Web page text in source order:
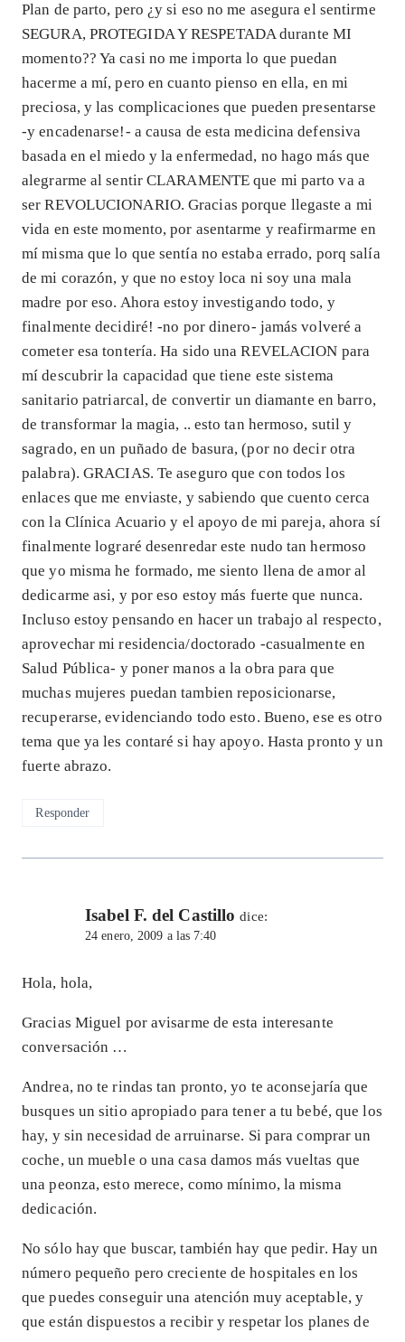
Plan de parto, pero ¿y si eso no me asegura el sentirme
SEGURA, PROTEGIDA Y RESPETADA durante MI
momento?? Ya casi no me importa lo que puedan
hacerme a mí, pero en cuanto pienso en ella, en mi
preciosa, y las complicaciones que pueden presentarse
-y encadenarse!- a causa de esta medicina defensiva
basada en el miedo y la enfermedad, no hago más que
alegrarme al sentir CLARAMENTE que mi parto va a
ser REVOLUCIONARIO. Gracias porque llegaste a mi
vida en este momento, por asentarme y reafirmarme en
mí misma que lo que sentía no estaba errado, porq salía
de mi corazón, y que no estoy loca ni soy una mala
madre por eso. Ahora estoy investigando todo, y
finalmente decidiré! -no por dinero- jamás volveré a
cometer esa tontería. Ha sido una REVELACION para
mí descubrir la capacidad que tiene este sistema
sanitario patriarcal, de convertir un diamante en barro,
de transformar la magia, .. esto tan hermoso, sutil y
sagrado, en un puñado de basura, (por no decir otra
palabra). GRACIAS. Te aseguro que con todos los
enlaces que me enviaste, y sabiendo que cuento cerca
con la Clínica Acuario y el apoyo de mi pareja, ahora sí
finalmente lograré desenredar este nudo tan hermoso
que yo misma he formado, me siento llena de amor al
dedicarme asi, y por eso estoy más fuerte que nunca.
Incluso estoy pensando en hacer un trabajo al respecto,
aprovechar mi residencia/doctorado -casualmente en
Salud Pública- y poner manos a la obra para que
muchas mujeres puedan tambien reposicionarse,
recuperarse, evidenciando todo esto. Bueno, ese es otro
tema que ya les contaré si hay apoyo. Hasta pronto y un
fuerte abrazo.
Responder
Isabel F. del Castillo dice:
24 enero, 2009 a las 7:40
Hola, hola,
Gracias Miguel por avisarme de esta interesante
conversación …
Andrea, no te rindas tan pronto, yo te aconsejaría que
busques un sitio apropiado para tener a tu bebé, que los
hay, y sin necesidad de arruinarse. Si para comprar un
coche, un mueble o una casa damos más vueltas que
una peonza, esto merece, como mínimo, la misma
dedicación.
No sólo hay que buscar, también hay que pedir. Hay un
número pequeño pero creciente de hospitales en los
que puedes conseguir una atención muy aceptable, y
que están dispuestos a recibir y respetar los planes de